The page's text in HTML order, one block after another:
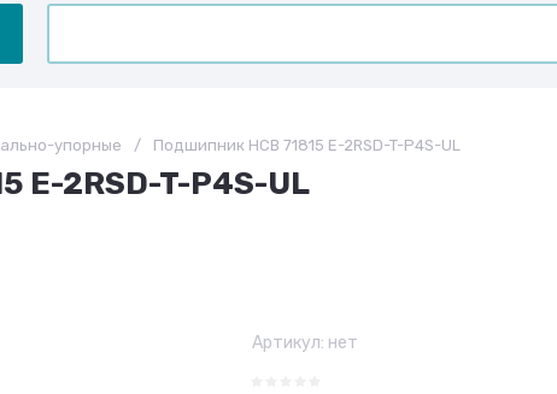
упорные / Подшипник HCB 71815 E-2RSD-T-P4S-UL
E-2RSD-T-P4S-UL
Артикул: нет